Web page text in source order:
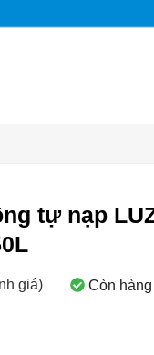
tự nạp
giá)
Còn hàng